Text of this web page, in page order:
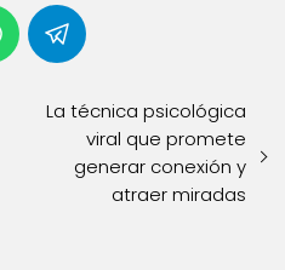
La técnica psicológica
viral que promete
generar conexión y
atraer miradas